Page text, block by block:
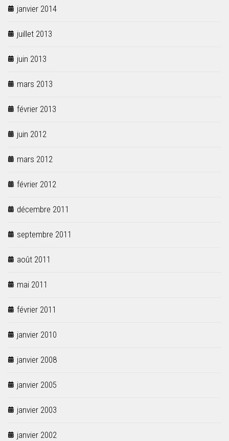
janvier 2014
juillet 2013
juin 2013
mars 2013
février 2013
juin 2012
mars 2012
février 2012
décembre 2011
septembre 2011
août 2011
mai 2011
février 2011
janvier 2010
janvier 2008
janvier 2005
janvier 2003
janvier 2002